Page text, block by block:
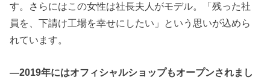
す。さらにはこの女性は社長夫人がモデル。「残った社
員を、下請け工場を幸せにしたい」という思いが込めら
れています。
―2019年にはオフィシャルショップもオープンされまし